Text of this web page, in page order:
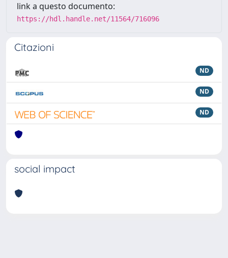
link a questo documento:
https://hdl.handle.net/11564/716096
Citazioni
ND
ND
ND
social impact